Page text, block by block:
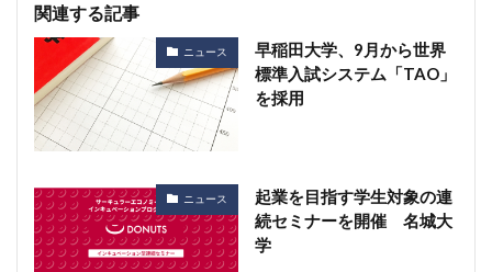
関連する記事
ニュース
早稲田大学、9月から世界
標準入試システム「TAO」
を採用
ニュース
起業を目指す学生対象の連
続セミナーを開催 名城大
学